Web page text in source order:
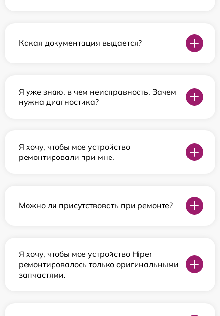
Какая документация выдается?
Я уже знаю, в чем неисправность. Зачем
нужна диагностика?
Я хочу, чтобы мое устройство
ремонтировали при мне.
Можно ли присутствовать при ремонте?
Я хочу, чтобы мое устройство Hiper
ремонтировалось только оригинальными
запчастями.